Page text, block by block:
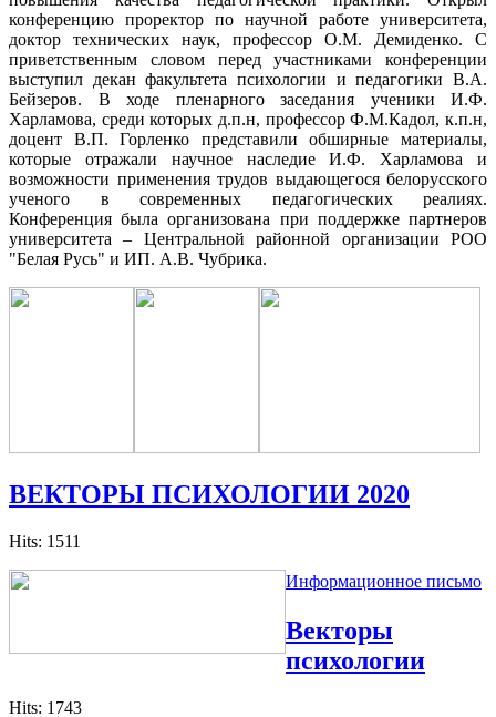
конференцию проректор по научной работе университета,
доктор технических наук, профессор О.М. Демиденко. С
приветственным словом перед участниками конференции
выступил декан факультета психологии и педагогики В.А.
Бейзеров. В ходе пленарного заседания ученики И.Ф.
Харламова, среди которых д.п.н, профессор Ф.М.Кадол, к.п.н,
доцент В.П. Горленко представили обширные материалы,
которые отражали научное наследие И.Ф. Харламова и
возможности применения трудов выдающегося белорусского
ученого в современных педагогических реалиях.
Конференция была организована при поддержке партнеров
университета – Центральной районной организации РОО
"Белая Русь" и ИП. А.В. Чубрика.
ВЕКТОРЫ ПСИХОЛОГИИ 2020
Hits: 1511
Информационное письмо
Векторы
психологии
Hits: 1743